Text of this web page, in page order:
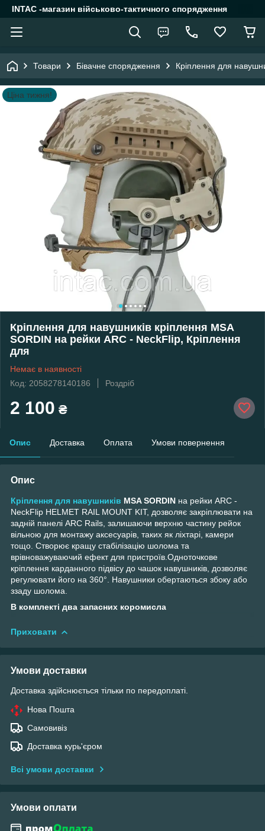
INTAC -магазин військово-тактичного спорядження
Товари Бівачне спорядження Кріплення для
Ціна тижня!
Кріплення для навушників кріплення MSA
SORDIN на рейки ARC - NeckFlip, Кріплення
для
Немає в наявності
Код: 2058278140186
Роздріб
2 100 ₴
Опис Доставка Оплата Умови повернення
Опис
Кріплення для навушників MSA SORDIN на рейки ARC -
NeckFlip HELMET RAIL MOUNT KIT, дозволяє закріплювати на
задній панелі ARC Rails, залишаючи верхню частину рейок
вільною для монтажу аксесуарів, таких як ліхтарі, камери
тощо. Створює кращу стабілізацію шолома та
врівноважуваючий ефект для пристроїв.Одноточкове
кріплення карданного підвісу до чашок навушників, дозволяє
регулювати його на 360°. Навушники обертаються збоку або
ззаду шолома.
В комплекті два запасних коромисла
Приховати
Умови доставки
Доставка здійснюється тільки по передоплаті.
Нова Пошта
Самовивіз
Доставка курь'єром
Всі умови доставки
Умови оплати